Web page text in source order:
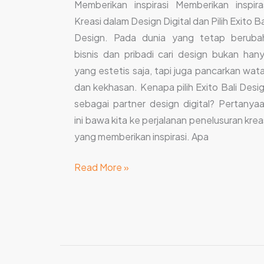
Memberikan inspirasi Memberikan
Kreasi dalam Design Digital dan Pilih Exito
Design. Pada dunia yang tetap
bisnis dan pribadi cari design bukan
yang estetis saja, tapi juga pancarkan
dan kekhasan. Kenapa pilih Exito Bali
sebagai partner design digital?
ini bawa kita ke perjalanan penelusuran
yang memberikan inspirasi. Apa
Read More »